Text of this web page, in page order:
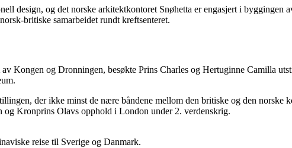
design, og det norske arkitektkontoret Snøhetta er engasjert i
britiske samarbeidet rundt kreftsenteret.
Kongen og Dronningen, besøkte Prins Charles og Hertuginne Camilla
der ikke minst de nære båndene mellom den britiske og den norske
Kronprins Olavs opphold i London under 2. verdenskrig.
reise til Sverige og Danmark.